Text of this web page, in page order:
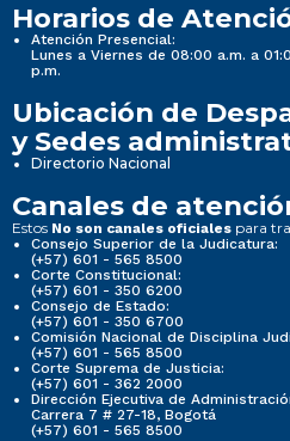
Horarios de
Atención Presencial:
Lunes a Viernes de 08:00 a.m. a
p.m.
Ubicación de
y Sedes
Directorio Nacional
Canales de
Estos No son canales oficiales para
Consejo Superior de la Judicatura:
(+57) 601 - 565 8500
Corte Constitucional:
(+57) 601 - 350 6200
Consejo de Estado:
(+57) 601 - 350 6700
Comisión Nacional de Disciplina
(+57) 601 - 565 8500
Corte Suprema de Justicia:
(+57) 601 - 362 2000
Dirección Ejecutiva de
Carrera 7 # 27-18, Bogotá
(+57) 601 - 565 8500